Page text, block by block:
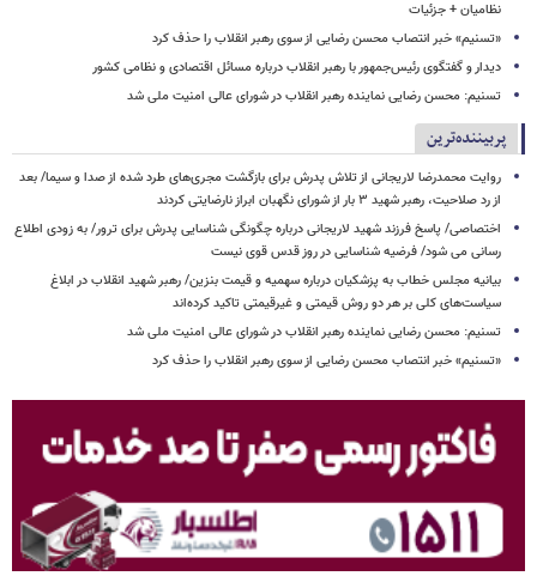
نظامیان + جزئیات
«تسنیم» خبر انتصاب محسن رضایی از سوی رهبر انقلاب را حذف کرد
دیدار و گفتگوی رئیس‌جمهور با رهبر انقلاب درباره مسائل اقتصادی و نظامی کشور
تسنیم: محسن رضایی نماینده رهبر انقلاب در شورای عالی امنیت ملی شد
پربیننده‌ترین
روایت محمدرضا لاریجانی از تلاش پدرش برای بازگشت مجری‌های طرد شده از صدا و سیما/ بعد
از رد صلاحیت، رهبر شهید ۳ بار از شورای نگهبان ابراز نارضایتی کردند
اختصاصی/ پاسخ فرزند شهید لاریجانی درباره چگونگی شناسایی پدرش برای ترور/ به زودی اطلاع
رسانی می شود/ فرضیه شناسایی در روز قدس قوی نیست
بیانیه مجلس خطاب به پزشکیان درباره سهمیه و قیمت بنزین/ رهبر شهید انقلاب در ابلاغ
سیاست‌های کلی بر هر دو روش قیمتی و غیرقیمتی تاکید کرده‌اند
تسنیم: محسن رضایی نماینده رهبر انقلاب در شورای عالی امنیت ملی شد
«تسنیم» خبر انتصاب محسن رضایی از سوی رهبر انقلاب را حذف کرد